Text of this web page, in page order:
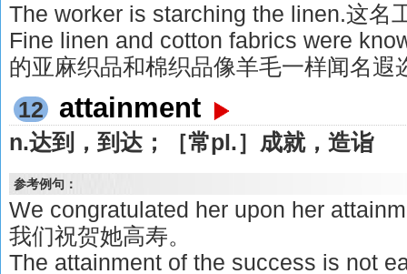
The worker is starching the linen.这名
Fine linen and cotton fabrics were
的亚麻织品和棉织品像羊毛一样闻名遐
12
attainment
n.达到，到达；［常pl.］成就，造诣
参考例句：
We congratulated her upon her
我们祝贺她高寿。
The attainment of the success is not